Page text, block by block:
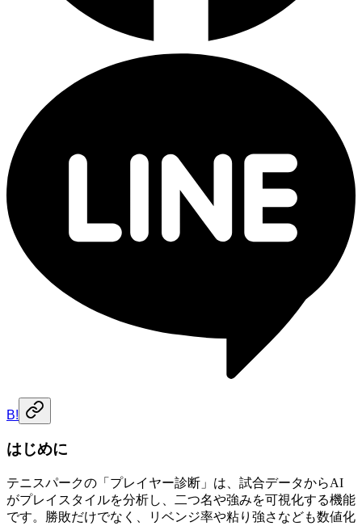
B!
はじめに
テニスパークの「プレイヤー診断」は、試合データからAI
がプレイスタイルを分析し、二つ名や強みを可視化する機能
です。勝敗だけでなく、リベンジ率や粘り強さなども数値化